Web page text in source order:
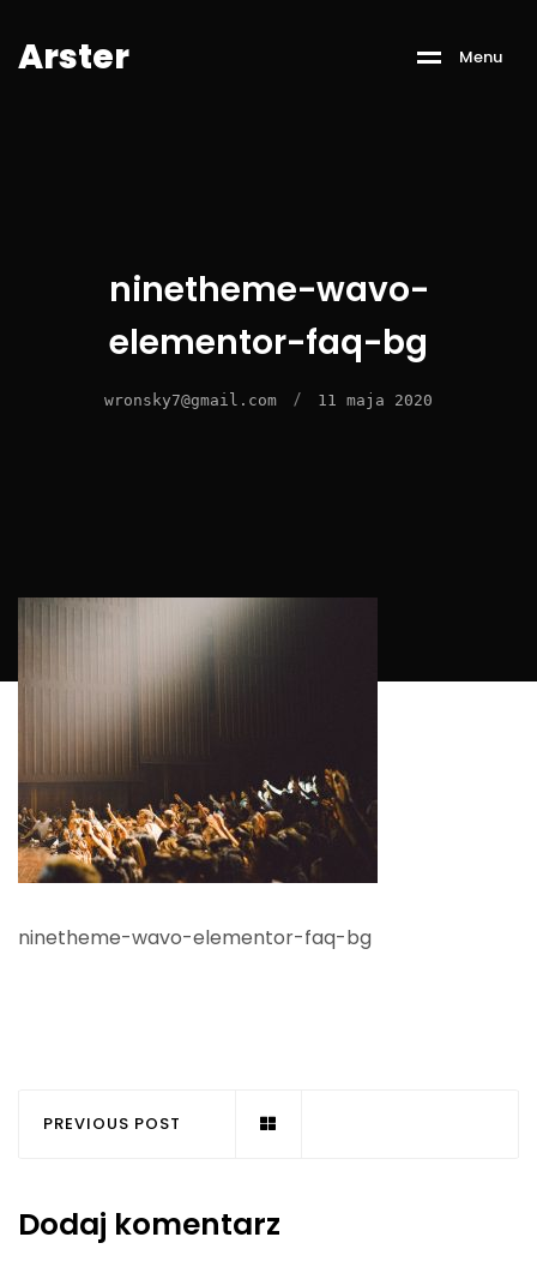
Arster Menu
ninetheme-wavo-
elementor-faq-bg
wronsky7@gmail.com / 11 maja 2020
ninetheme-wavo-elementor-faq-bg
PREVIOUS POST
Dodaj komentarz